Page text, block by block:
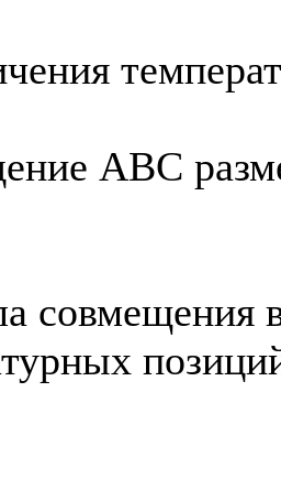
ABC
совмещения